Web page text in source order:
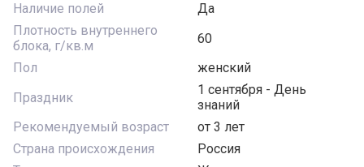
Наличие полей
Да
Плотность внутреннего
блока, г/кв.м
60
Пол
женский
Праздник
1 сентября - День
знаний
Рекомендуемый возраст
от 3 лет
Страна происхождения
Россия